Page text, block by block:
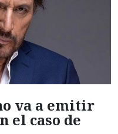
va a emitir
el caso de